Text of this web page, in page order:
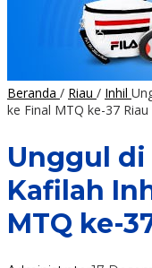
Beranda / Riau / Inhil
ke Final MTQ ke-37 Riau
Unggul di
Kafilah
MTQ ke-